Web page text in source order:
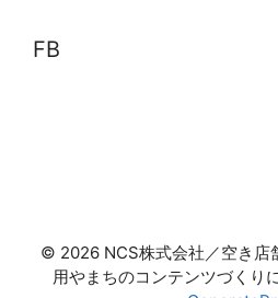
FB
© 2026 NCS株式会社／空き店
用やまちのコンテンツづくり